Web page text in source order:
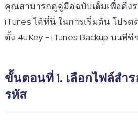
คุณสามารถดูคู่มือฉบับเต็มเพื่อดึง
iTunes ได้ที่นี่ ในการเริ่มต้น โปร
ตั้ง 4uKey - iTunes Backup บนพี
ขั้นตอนที่ 1. เลือกไฟล์สำ
รหัส